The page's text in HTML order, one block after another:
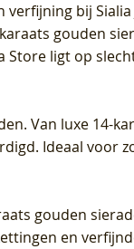
-
-
Lab
Lab
verfijning bij Sialia
gouden
Store ligt op
Van luxe 14-
Ideaal voor
gouden
en